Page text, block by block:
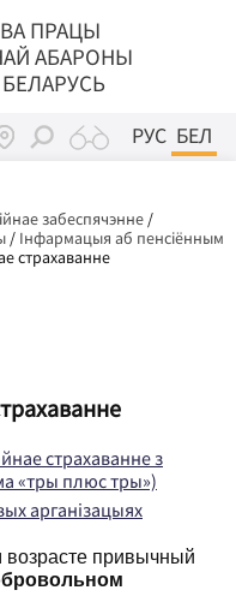
ПРАЦЫ
АБАРОНЫ
БЕЛАРУСЬ
РУС БЕЛ
забеспячэнне /
/ Інфармацыя аб пенсіённым
страхаванне
страхаванне з
«тры плюс тры»)
арганізацыях
привычный